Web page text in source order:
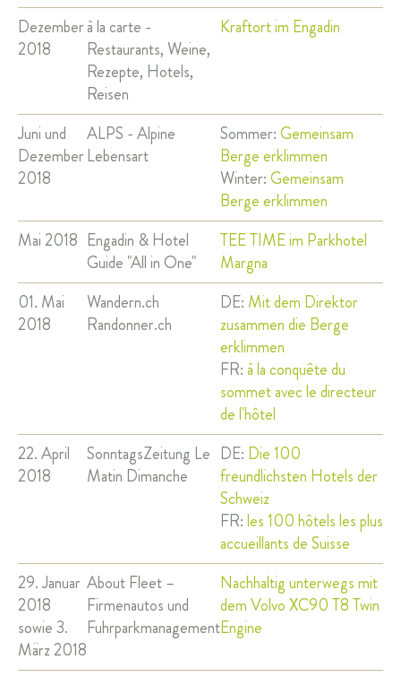
Dezember
2018
à la carte -
Restaurants, Weine,
Rezepte, Hotels,
Reisen
Kraftort im Engadin
Juni und
Dezember
2018
ALPS - Alpine
Lebensart
Sommer:Gemeinsam
Berge erklimmen
Winter:Gemeinsam
Berge erklimmen
Mai 2018 Engadin & Hotel
Guide "All in One"
TEE TIME im Parkhotel
Margna
01. Mai
2018
Wandern.ch
Randonner.ch
DE: Mit dem Direktor
zusammen die Berge
erklimmen
FR:à la conquête du
sommet avec le directeur
de l'hôtel
22. April
2018
SonntagsZeitung Le
Matin Dimanche
DE: Die 100
freundlichsten Hotels der
Schweiz
FR:les 100 hôtels les plus
accueillants de Suisse
29. Januar
2018
sowie 3.
März 2018
About Fleet –
Firmenautos und
Fuhrparkmanagement
Nachhaltig unterwegs mit
dem Volvo XC90 T8 Twin
Engine